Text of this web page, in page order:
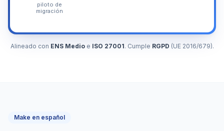
piloto de
migración
Alineado con ENS Medioe ISO 27001. Cumple RGPD (UE 2016/679).
Make en español